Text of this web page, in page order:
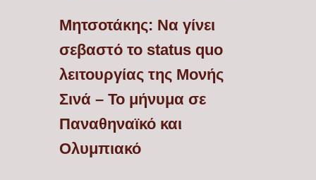
Μητσοτάκης: Να γίνει
σεβαστό το status quo
λειτουργίας της Μονής
Σινά – Το μήνυμα σε
Παναθηναϊκό και
Ολυμπιακό